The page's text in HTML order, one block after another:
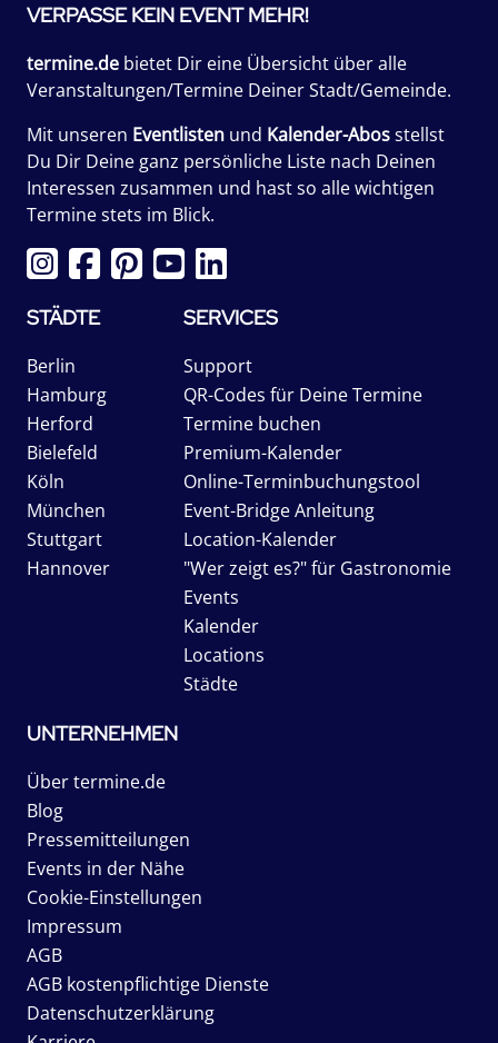
VERPASSE KEIN EVENT MEHR!
termine.de bietet Dir eine Übersicht über alle
Veranstaltungen/Termine Deiner Stadt/Gemeinde.
Mit unseren Eventlisten und Kalender-Abosstellst
Du Dir Deine ganz persönliche Liste nach Deinen
Interessen zusammen und hast so alle wichtigen
Termine stets im Blick.
STÄDTE
Berlin
Hamburg
Herford
Bielefeld
Köln
München
Stuttgart
Hannover
SERVICES
Support
QR-Codes für Deine Termine
Termine buchen
Premium-Kalender
Online-Terminbuchungstool
Event-Bridge Anleitung
Location-Kalender
"Wer zeigt es?" für Gastronomie
Events
Kalender
Locations
Städte
UNTERNEHMEN
Über termine.de
Blog
Pressemitteilungen
Events in der Nähe
Cookie-Einstellungen
Impressum
AGB
AGB kostenpflichtige Dienste
Datenschutzerklärung